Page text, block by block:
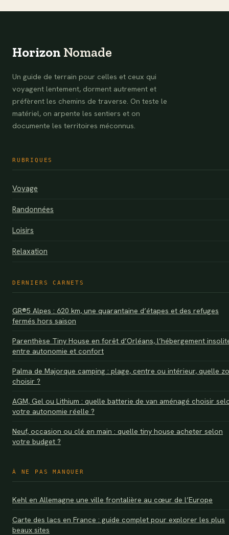
Horizon Nomade
Un guide de terrain pour celles et ceux qui
voyagent lentement, dorment autrement et
préfèrent les chemins de traverse. On teste le
matériel, on arpente les sentiers et on
documente les territoires méconnus.
RUBRIQUES
Voyage
Randonnées
Loisirs
Relaxation
DERNIERS CARNETS
GR®5 Alpes : 620 km, une quarantaine d’étapes et des refuges
fermés hors saison
Parenthèse Tiny House en forêt d’Orléans, l’hébergement
entre autonomie et confort
Palma de Majorque camping : plage, centre ou intérieur, quelle
choisir ?
AGM, Gel ou Lithium : quelle batterie de van aménagé choisir
votre autonomie réelle ?
Neuf, occasion ou clé en main : quelle tiny house acheter selon
votre budget ?
À NE PAS MANQUER
Kehl en Allemagne une ville frontalière au cœur de l’Europe
Carte des lacs en France : guide complet pour explorer les plus
beaux sites